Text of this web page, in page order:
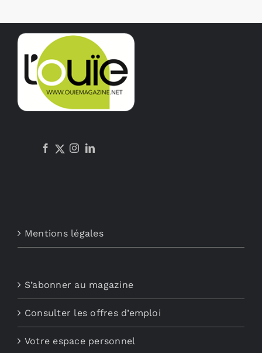
Mentions légales
S’abonner au magazine
Consulter les offres d’emploi
Votre espace personnel